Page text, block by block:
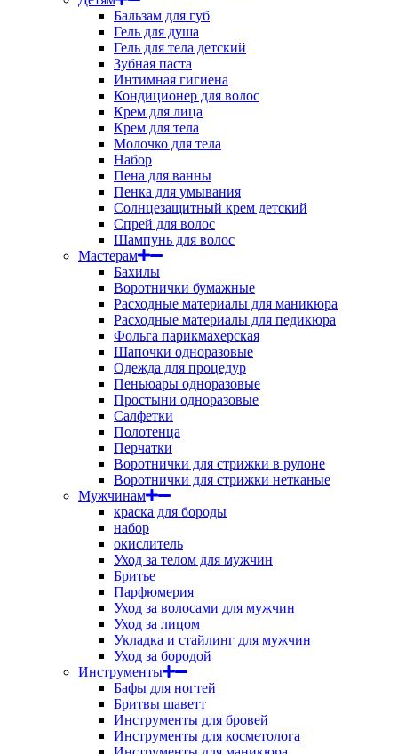
Бальзам для губ
Гель для душа
Гель для тела детский
Зубная паста
Интимная гигиена
Кондиционер для волос
Крем для лица
Крем для тела
Молочко для тела
Набор
Пена для ванны
Пенка для умывания
Солнцезащитный крем детский
Спрей для волос
Шампунь для волос
Мастерам
Бахилы
Воротнички бумажные
Расходные материалы для маникюра
Расходные материалы для педикюра
Фольга парикмахерская
Шапочки одноразовые
Одежда для процедур
Пеньюары одноразовые
Простыни одноразовые
Салфетки
Полотенца
Перчатки
Воротнички для стрижки в рулоне
Воротнички для стрижки нетканые
Мужчинам
краска для бороды
набор
окислитель
Уход за телом для мужчин
Бритье
Парфюмерия
Уход за волосами для мужчин
Уход за лицом
Укладка и стайлинг для мужчин
Уход за бородой
Инструменты
Бафы для ногтей
Бритвы шаветт
Инструменты для бровей
Инструменты для косметолога